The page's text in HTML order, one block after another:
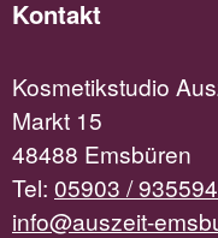
Kontakt
Kosmetikstudio
Markt 15
48488 Emsbüren
Tel: 05903 /
info@auszeit-